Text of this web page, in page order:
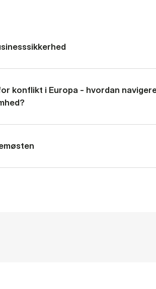
konflikt i Europa - hvordan